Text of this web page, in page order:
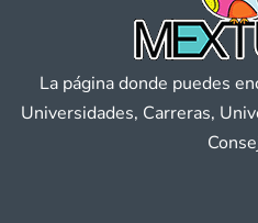
La página donde puedes
Universidades, Carreras,